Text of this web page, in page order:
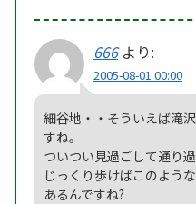
666 より:
2005-08-01 00:00
細谷地・・そういえば滝
すね。
ついつい見過ごして通り
じっくり歩けばこのよう
あるんですね?